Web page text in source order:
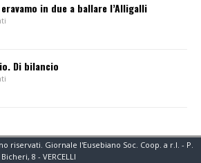
in due a ballare l’Alligalli
Di bilancio
riservati. Giornale l'Eusebiano Soc. Coop. a r.l. - P.
8 - VERCELLI